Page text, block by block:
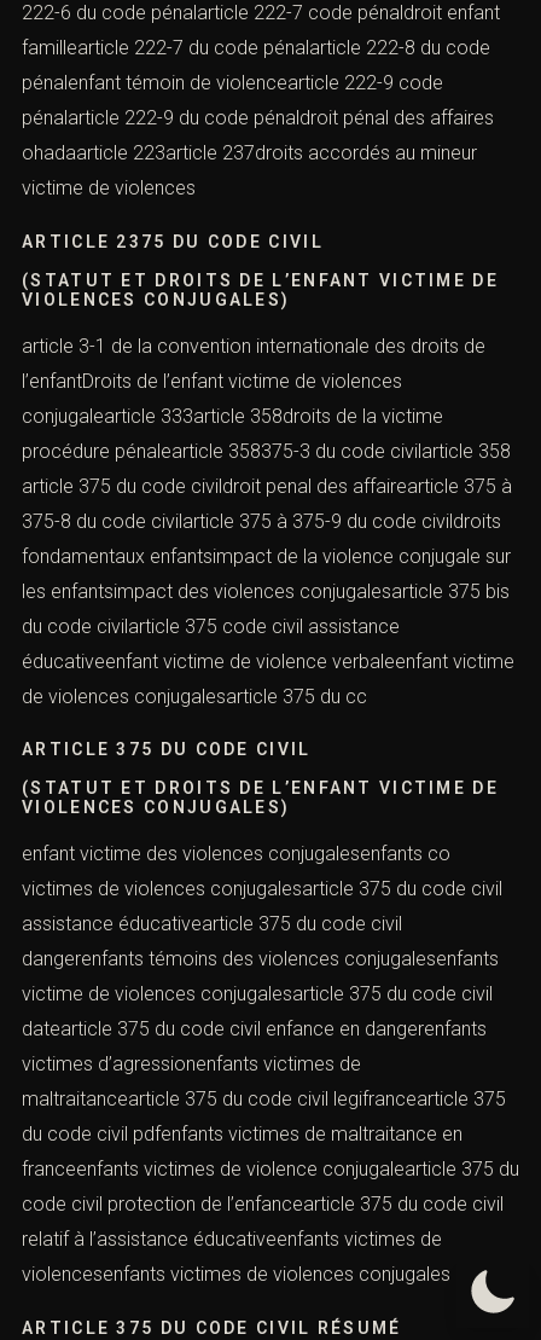
222-6 du code pénalarticle 222-7 code pénaldroit enfant
famillearticle 222-7 du code pénalarticle 222-8 du code
pénalenfant témoin de violencearticle 222-9 code
pénalarticle 222-9 du code pénaldroit pénal des affaires
ohadaarticle 223article 237droits accordés au mineur
victime de violences
ARTICLE 2375 DU CODE CIVIL
(STATUT ET DROITS DE L’ENFANT VICTIME DE
VIOLENCES CONJUGALES)
article 3-1 de la convention internationale des droits de
l’enfantDroits de l’enfant victime de violences
conjugalearticle 333article 358droits de la victime
procédure pénalearticle 358375-3 du code civilarticle 358
article 375 du code civildroit penal des affairearticle 375 à
375-8 du code civilarticle 375 à 375-9 du code civildroits
fondamentaux enfantsimpact de la violence conjugale sur
les enfantsimpact des violences conjugalesarticle 375 bis
du code civilarticle 375 code civil assistance
éducativeenfant victime de violence verbaleenfant victime
de violences conjugalesarticle 375 du cc
ARTICLE 375 DU CODE CIVIL
(STATUT ET DROITS DE L’ENFANT VICTIME DE
VIOLENCES CONJUGALES)
enfant victime des violences conjugalesenfants co
victimes de violences conjugalesarticle 375 du code civil
assistance éducativearticle 375 du code civil
dangerenfants témoins des violences conjugalesenfants
victime de violences conjugalesarticle 375 du code civil
datearticle 375 du code civil enfance en dangerenfants
victimes d’agressionenfants victimes de
maltraitancearticle 375 du code civil legifrancearticle 375
du code civil pdfenfants victimes de maltraitance en
franceenfants victimes de violence conjugalearticle 375 du
code civil protection de l’enfancearticle 375 du code civil
relatif à l’assistance éducativeenfants victimes de
violencesenfants victimes de violences conjugales
ARTICLE 375 DU CODE CIVIL RÉSUMÉ